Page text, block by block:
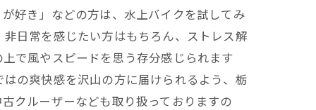
好き」などの方は、水上バイクを試してみ
日常を感じたい方はもちろん、ストレス解
で風やスピードを思う存分感じられます
の爽快感を沢山の方に届けられるよう、栃
クルーザーなども取り扱っておりますの